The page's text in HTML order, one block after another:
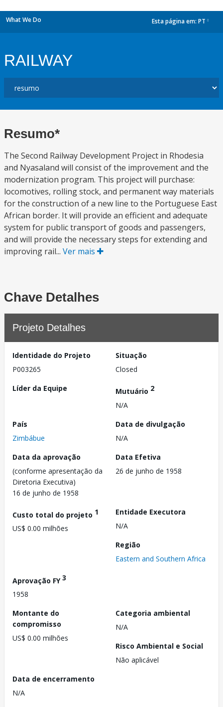
What We Do Esta página em: PT
RAILWAY
Resumo*
The Second Railway Development Project in Rhodesia
and Nyasaland will consist of the improvement and the
modernization program. This project will purchase:
locomotives, rolling stock, and permanent way materials
for the construction of a new line to the Portuguese East
African border. It will provide an efficient and adequate
system for public transport of goods and passengers,
and will provide the necessary steps for extending and
improving rail... Ver mais
Chave Detalhes
Projeto Detalhes
Identidade do Projeto
P003265
Situação
Closed
Líder da Equipe
Mutuário 2
N/A
País
Zimbábue
Data de divulgação
N/A
Data da aprovação
(conforme apresentação da
Diretoria Executiva)
16 de junho de 1958
Data Efetiva
26 de junho de 1958
Custo total do projeto 1
US$ 0.00 milhões
Entidade Executora
N/A
Região
Eastern and Southern Africa
Aprovação FY3
1958
Montante do
compromisso
US$ 0.00 milhões
Categoria ambiental
N/A
Risco Ambiental e Social
Não aplicável
Data de encerramento
N/A